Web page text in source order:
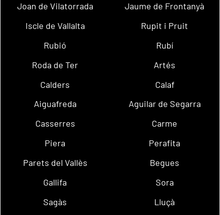
Joan de Vilatorrada
Jaume de Frontanyà
Iscle de Vallalta
Rupit i Pruit
Rubió
Rubí
Roda de Ter
Artés
Calders
Calaf
Aiguafreda
Aguilar de Segarra
Casserres
Carme
Piera
Perafita
Parets del Vallès
Begues
Gallifa
Sora
Sagàs
Lluçà